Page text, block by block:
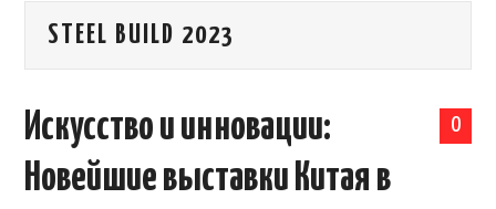
КАЛЕНДАРЬ ВЫСТАВОК В КИТАЕ
КЛУБ ИМПОРТЕРОВ
STEEL BUILD 2023
0
Искусство и инновации:
Новейшие выставки Китая в